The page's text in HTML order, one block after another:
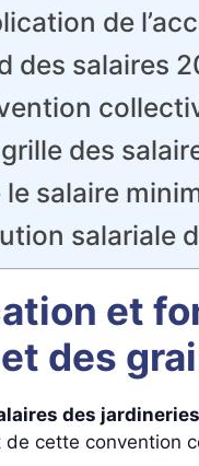
de
des salaires
des
salaire
et
des
des
cette convention